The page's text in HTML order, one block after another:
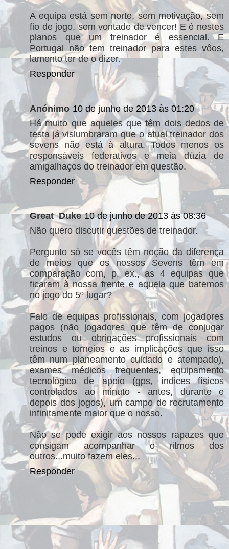
A equipa está sem norte, sem motivação, sem
fio de jogo, sem vontade de vencer! E é nestes
planos que um treinador é essencial. E
Portugal não tem treinador para estes vôos,
lamento ter de o dizer.
Responder
Anónimo 10 de junho de 2013 às 01:20
Há muito que aqueles que têm dois dedos de
testa já vislumbraram que o atual treinador dos
sevens não está à altura. Todos menos os
responsáveis federativos e meia dúzia de
amigalhaços do treinador em questão.
Responder
Great_Duke 10 de junho de 2013 às 08:36
Não quero discutir questões de treinador.
Pergunto só se vocês têm noção da diferença
de meios que os nossos Sevens têm em
comparação com, p. ex., as 4 equipas que
ficaram à nossa frente e aquela que batemos
no jogo do 5º lugar?
Falo de equipas profissionais, com jogadores
pagos (não jogadores que têm de conjugar
estudos ou obrigações profissionais com
treinos e torneios e as implicações que isso
têm num planeamento cuidado e atempado),
exames médicos frequentes, equipamento
tecnológico de apoio (gps, índices físicos
controlados ao minuto - antes, durante e
depois dos jogos), um campo de recrutamento
infinitamente maior que o nosso.
Não se pode exigir aos nossos rapazes que
consigam acompanhar o ritmos dos
outros...muito fazem eles...
Responder